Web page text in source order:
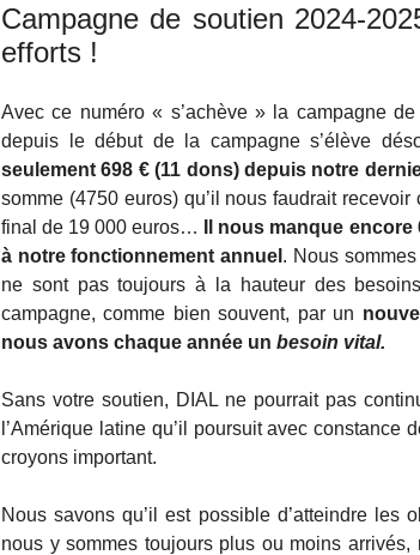
Campagne de soutien 2024-
efforts !
Avec ce numéro « s’achève » la campagne
depuis le début de la campagne s’élève
seulement 698 € (11 dons) depuis notre
somme (4750 euros) qu’il nous faudrait
final de 19 000 euros…
Il nous manque
à notre fonctionnement annuel . Nous
ne sont pas toujours à la hauteur des
campagne, comme bien souvent, par un
nous avons chaque année un besoin vital.
Sans votre soutien, DIAL ne pourrait pas
l’Amérique latine qu’il poursuit avec
croyons important.
Nous savons qu’il est possible d’atteindre les
nous y sommes toujours plus ou moins arrivés,